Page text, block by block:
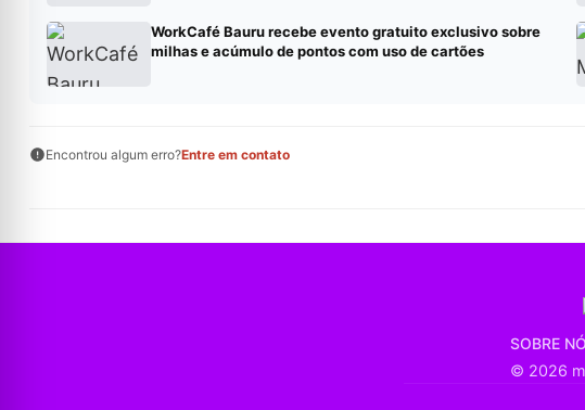
WorkCafé Bauru recebe evento gratuito exclusivo sobre
milhas e acúmulo de pontos com uso de cartões
Encontrou algum erro?Entre em contato
SOBRE
© 2026